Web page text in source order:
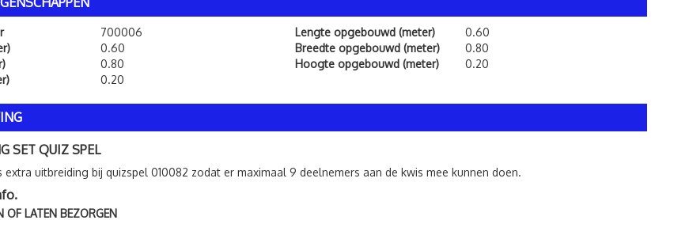
700006
0.60
0.80
0.20
Lengte opgebouwd (meter)
0.60
Breedte opgebouwd (meter)
0.80
Hoogte opgebouwd (meter)
0.20
SET QUIZ SPEL
extra uitbreiding bij quizspel 010082 zodat er maximaal 9 deelnemers aan de kwis mee kunnen doen.
OF LATEN BEZORGEN